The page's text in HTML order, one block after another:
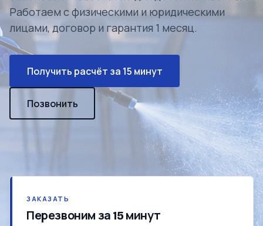
Работаем с физическими и юридическими
лицами, договор и гарантия 1 месяц.
Получить расчёт за 15 минут
Позвонить
ЗАКАЗАТЬ
Перезвоним за 15 минут